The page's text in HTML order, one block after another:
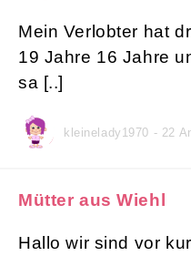
Mein Verlobter hat
19 Jahre 16 Jahre
sa [..]
kleinelady1970 - 22
Mütter aus Wiehl
Hallo wir sind vor